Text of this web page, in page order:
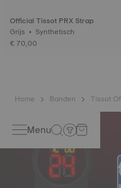
Official Tissot PRX Strap
Grijs • Synthetisch
€ 70,00
Home Banden Tissot
Menu